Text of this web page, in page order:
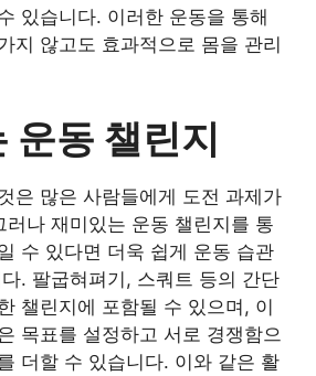
있습니다. 이러한 운동을 통해
지 않고도 효과적으로 몸을 관리
운동 챌린지
은 많은 사람들에게 도전 과제가
러나 재미있는 운동 챌린지를 통
수 있다면 더욱 쉽게 운동 습관
. 팔굽혀펴기, 스쿼트 등의 간단
챌린지에 포함될 수 있으며, 이
목표를 설정하고 서로 경쟁함으
더할 수 있습니다. 이와 같은 활